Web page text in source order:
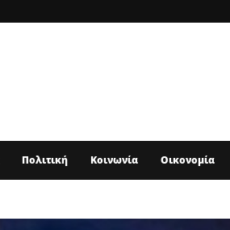
Πολιτική Κοινωνία Οικονομία